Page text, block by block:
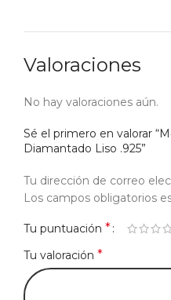
Valoraciones
No hay valoraciones aún.
Sé el primero en valorar
Diamantado Liso .925”
Tu dirección de correo
Los campos obligatorios
Tu puntuación *
Tu valoración *